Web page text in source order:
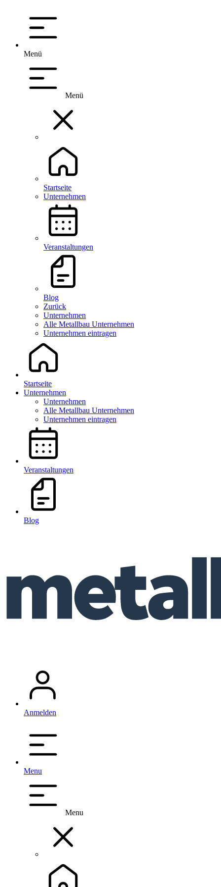
Menü
Menü
Startseite
Unternehmen
Veranstaltungen
Blog
Zurück
Unternehmen
Alle Metallbau Unternehmen
Unternehmen eintragen
Startseite
Unternehmen
Unternehmen
Alle Metallbau Unternehmen
Unternehmen eintragen
Veranstaltungen
Blog
Anmelden
Menu
Menu